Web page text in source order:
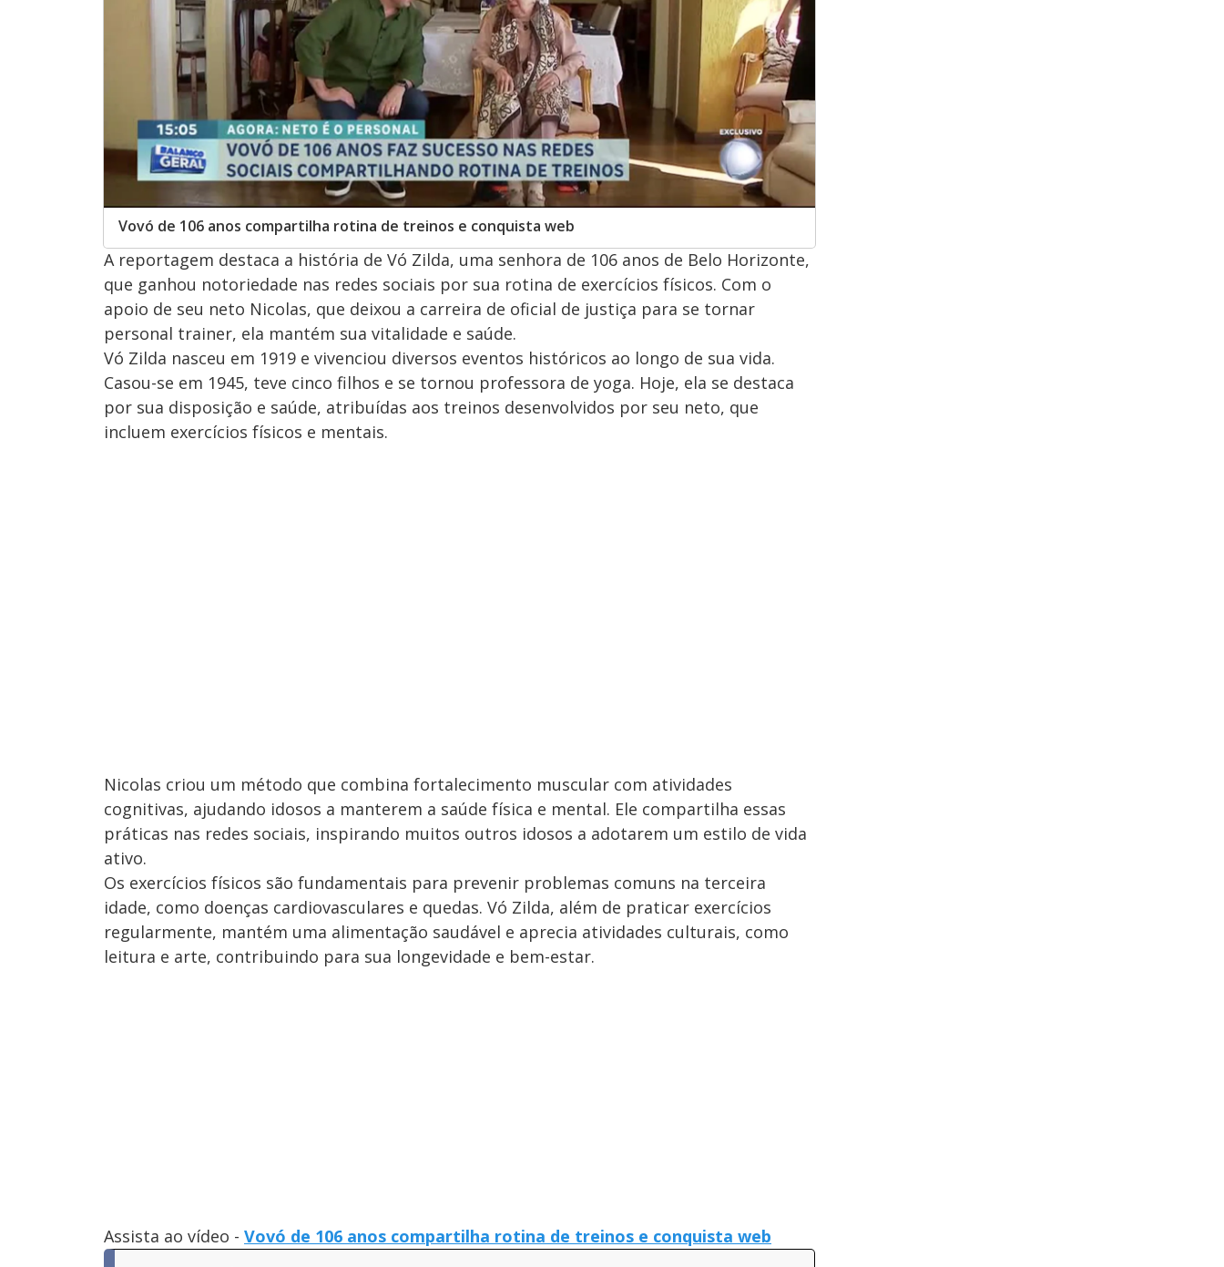
Vovó de 106 anos compartilha rotina de treinos e conquista web
A reportagem destaca a história de Vó Zilda, uma senhora de 106 anos de Belo Horizonte,
que ganhou notoriedade nas redes sociais por sua rotina de exercícios físicos. Com o
apoio de seu neto Nicolas, que deixou a carreira de oficial de justiça para se tornar
personal trainer, ela mantém sua vitalidade e saúde.
Vó Zilda nasceu em 1919 e vivenciou diversos eventos históricos ao longo de sua vida.
Casou-se em 1945, teve cinco filhos e se tornou professora de yoga. Hoje, ela se destaca
por sua disposição e saúde, atribuídas aos treinos desenvolvidos por seu neto, que
incluem exercícios físicos e mentais.
Nicolas criou um método que combina fortalecimento muscular com atividades
cognitivas, ajudando idosos a manterem a saúde física e mental. Ele compartilha essas
práticas nas redes sociais, inspirando muitos outros idosos a adotarem um estilo de vida
ativo.
Os exercícios físicos são fundamentais para prevenir problemas comuns na terceira
idade, como doenças cardiovasculares e quedas. Vó Zilda, além de praticar exercícios
regularmente, mantém uma alimentação saudável e aprecia atividades culturais, como
leitura e arte, contribuindo para sua longevidade e bem-estar.
Assista ao vídeo - Vovó de 106 anos compartilha rotina de treinos e conquista web